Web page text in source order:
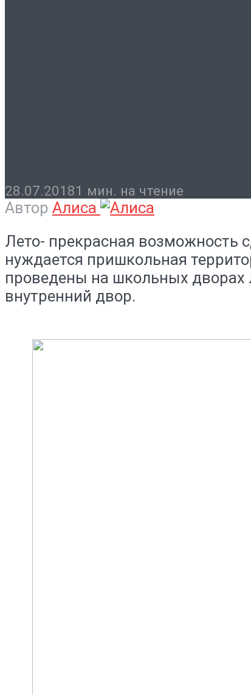
28.07.20181 мин. на чтение
Автор Алиса
Лето- прекрасная возможность
нуждается пришкольная
проведены на школьных
внутренний двор.